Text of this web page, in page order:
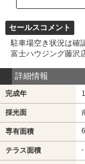
セールスコメント
駐車場空き状況は確
富士ハウジング藤沢
詳細情報
完成年
採光面
専有面積
テラス面積 -